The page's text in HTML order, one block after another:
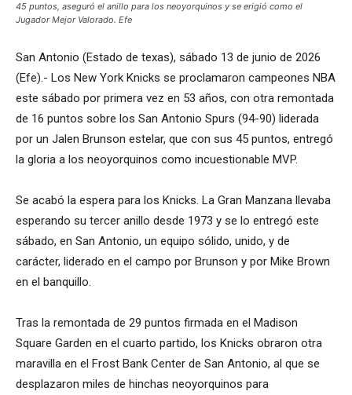
45 puntos, aseguró el anillo para los neoyorquinos y se erigió como el
Jugador Mejor Valorado. Efe
San Antonio (Estado de texas), sábado 13 de junio de 2026
(Efe).- Los New York Knicks se proclamaron campeones NBA
este sábado por primera vez en 53 años, con otra remontada
de 16 puntos sobre los San Antonio Spurs (94-90) liderada
por un Jalen Brunson estelar, que con sus 45 puntos, entregó
la gloria a los neoyorquinos como incuestionable MVP.
Se acabó la espera para los Knicks. La Gran Manzana llevaba
esperando su tercer anillo desde 1973 y se lo entregó este
sábado, en San Antonio, un equipo sólido, unido, y de
carácter, liderado en el campo por Brunson y por Mike Brown
en el banquillo.
Tras la remontada de 29 puntos firmada en el Madison
Square Garden en el cuarto partido, los Knicks obraron otra
maravilla en el Frost Bank Center de San Antonio, al que se
desplazaron miles de hinchas neoyorquinos para